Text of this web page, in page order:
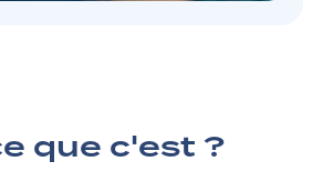
que c'est ?